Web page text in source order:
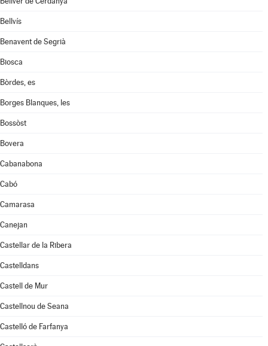
Bellvís
Benavent de Segrià
Biosca
Bòrdes, es
Borges Blanques, les
Bossòst
Bovera
Cabanabona
Cabó
Camarasa
Canejan
Castellar de la Ribera
Castelldans
Castell de Mur
Castellnou de Seana
Castelló de Farfanya